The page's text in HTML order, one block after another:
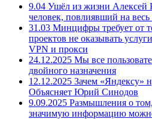
9.04 Ушёл из жизни
человек, повлиявший на весь
31.03 Минцифры требует от
проектов не оказывать
VPN и прокси
24.12.2025 Мы все
двойного назначения
12.12.2025 Зачем «Яндексу»
Объясняет Юрий Синодов
9.09.2025 Размышления о
значимую информацию